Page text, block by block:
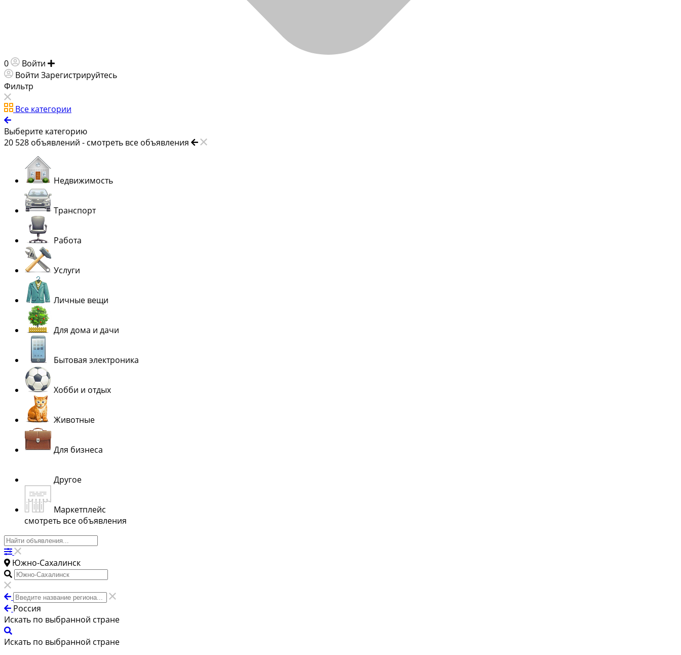
0 Войти
Войти Зарегистрируйтесь
Фильтр
Все категории
Выберите категорию
20 528 объявлений - смотреть все объявления
Недвижимость
Транспорт
Работа
Услуги
Личные вещи
Для дома и дачи
Бытовая электроника
Хобби и отдых
Животные
Для бизнеса
Другое
Маркетплейс
смотреть все объявления
Южно-Сахалинск
Россия
Искать по выбранной стране
Искать по выбранной стране